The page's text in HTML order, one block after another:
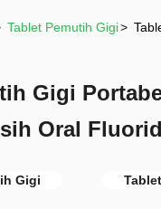
Tablet Pemutih Gigi>
Gigi
Oral
Gigi